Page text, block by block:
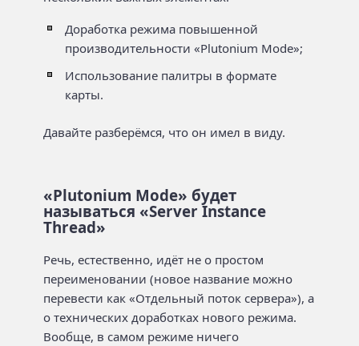
Доработка режима повышенной
производительности «Plutonium Mode»;
Использование палитры в формате
карты.
Давайте разберёмся, что он имел в виду.
«Plutonium Mode» будет
называться «Server Instance
Thread»
Речь, естественно, идёт не о простом
переименовании (новое название можно
перевести как «Отдельный поток сервера»), а
о технических доработках нового режима.
Вообще, в самом режиме ничего